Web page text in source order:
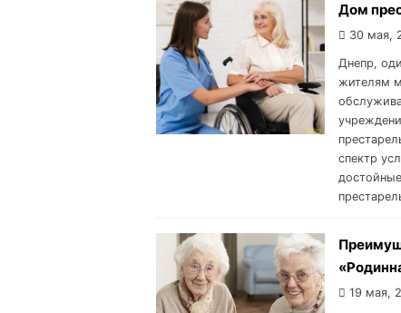
Дом
30 мая,
Днепр,
жителям
спектр
19 мая,